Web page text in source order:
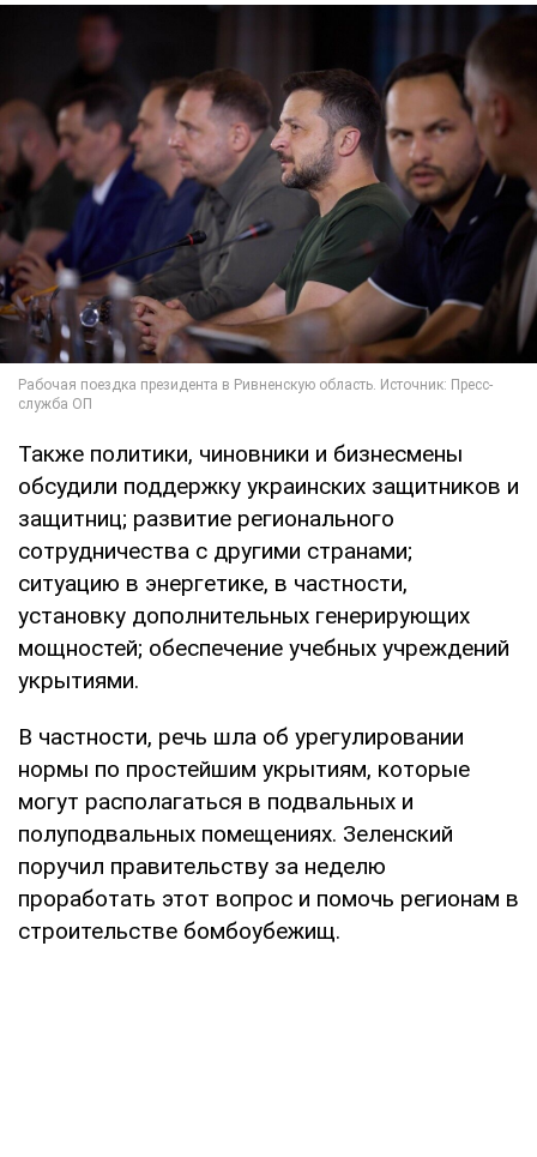
Также политики, чиновники и бизнесмены
обсудили поддержку украинских защитников и
защитниц; развитие регионального
сотрудничества с другими странами;
ситуацию в энергетике, в частности,
установку дополнительных генерирующих
мощностей; обеспечение учебных учреждений
укрытиями.
В частности, речь шла об урегулировании
нормы по простейшим укрытиям, которые
могут располагаться в подвальных и
полуподвальных помещениях. Зеленский
поручил правительству за неделю
проработать этот вопрос и помочь регионам в
строительстве бомбоубежищ.